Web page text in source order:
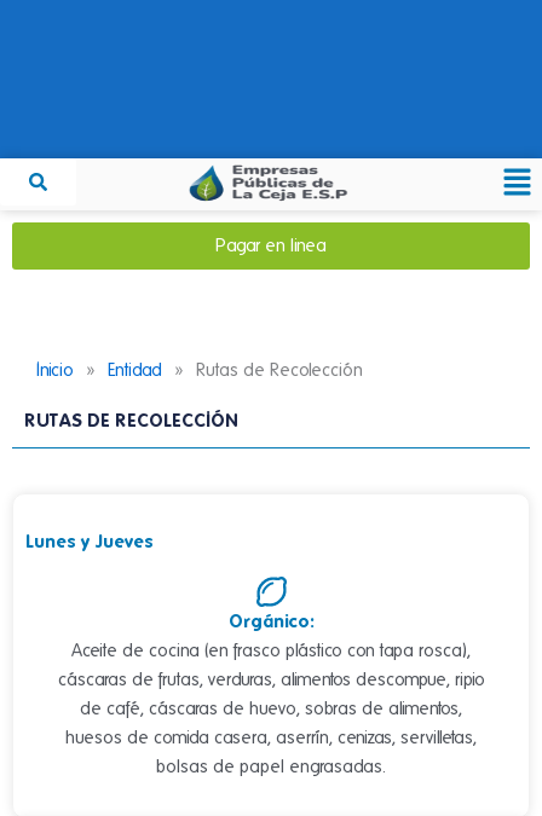
Pagar en linea
Inicio » Entidad » Rutas de Recolección
RUTAS DE RECOLECCIÓN
Lunes y Jueves
Orgánico:
Aceite de cocina (en frasco plástico con tapa rosca),
cáscaras de frutas, verduras, alimentos descompue, ripio
de café, cáscaras de huevo, sobras de alimentos,
huesos de comida casera, aserrín, cenizas, servilletas,
bolsas de papel engrasadas.